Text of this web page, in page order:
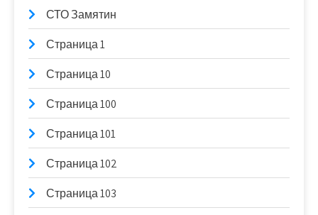
СТО Замятин
Страница 1
Страница 10
Страница 100
Страница 101
Страница 102
Страница 103